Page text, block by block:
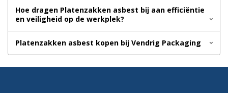
Hoe dragen Platenzakken asbest bij aan efficiëntie
en veiligheid op de werkplek?
Platenzakken asbest kopen bij Vendrig Packaging